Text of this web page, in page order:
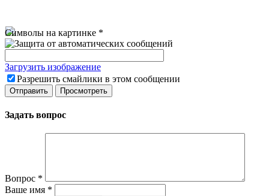
Символы на картинке *
Загрузить изображение
Разрешить смайлики в этом сообщении
Задать вопрос
Вопрос *
Ваше имя *